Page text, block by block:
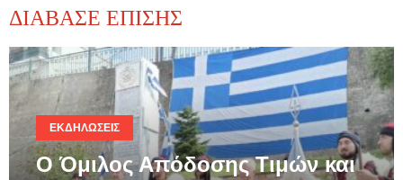
ΔΙΑΒΑΣΕ ΕΠΙΣΗΣ
ΕΚΔΗΛΏΣΕΙΣ
Ο Όμιλος Απόδοσης Τιμών και